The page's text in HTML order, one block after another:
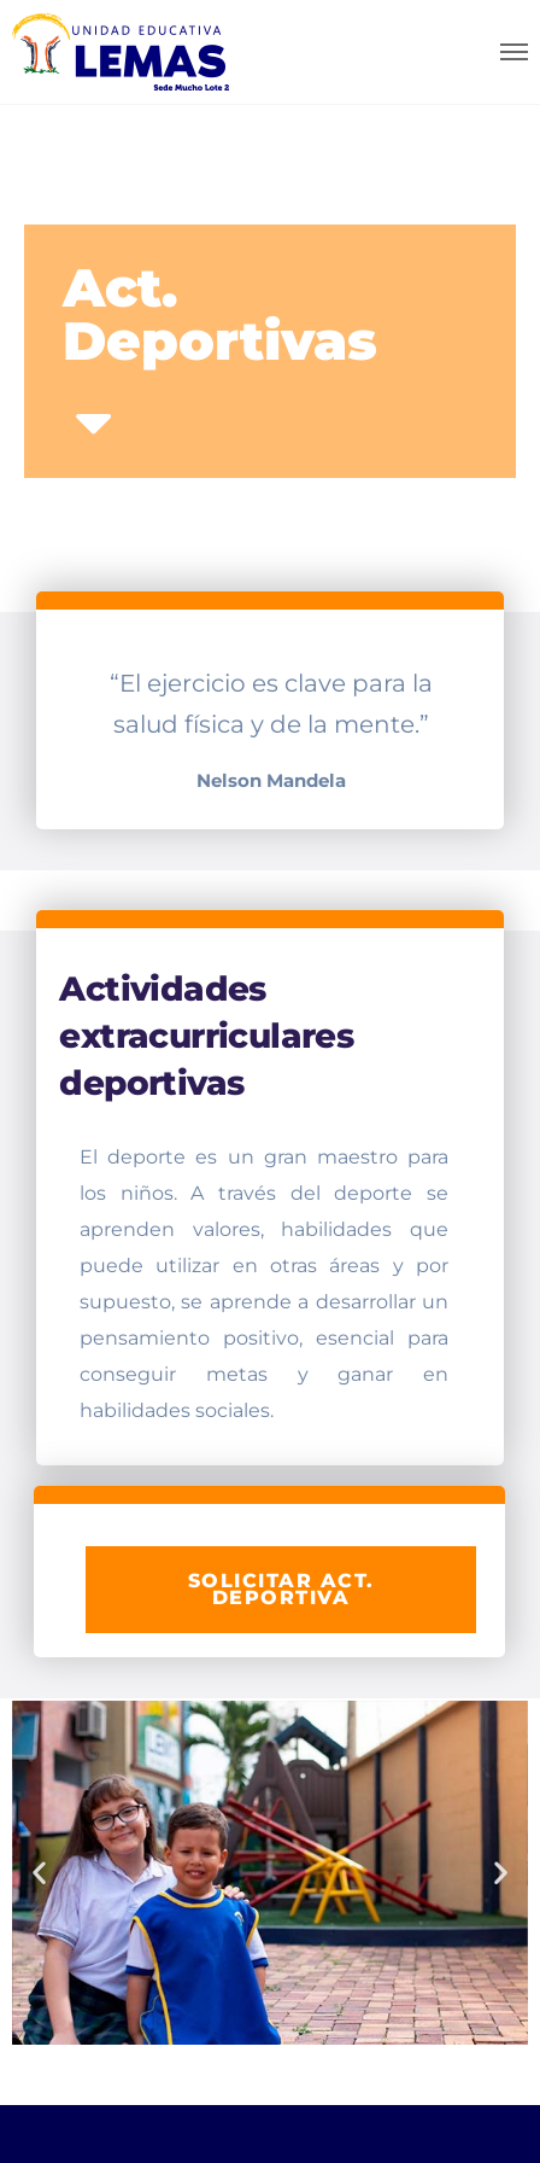
Act.
Deportivas
“El ejercicio es clave para la
salud física y de la mente.”
Nelson Mandela
Actividades
extracurriculares
deportivas
El deporte es un gran maestro para
los niños. A través del deporte se
aprenden valores, habilidades que
puede utilizar en otras áreas y por
supuesto, se aprende a desarrollar un
pensamiento positivo, esencial para
conseguir metas y ganar en
habilidades sociales.
SOLICITAR ACT.
DEPORTIVA